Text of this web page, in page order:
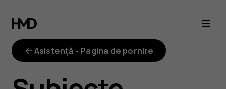
Cum
pot
să
Asistență - Pagina de pornire